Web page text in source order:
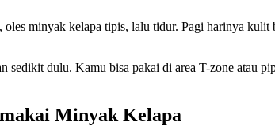
minyak kelapa tipis, lalu tidur. Pagi harinya
sedikit dulu. Kamu bisa pakai di area T-zone atau
Minyak Kelapa